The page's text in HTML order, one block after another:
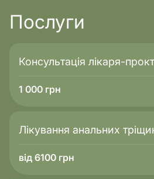
Послуги
Консультація лікаря-
1 000 грн
Лікування анальних
від 6100 грн